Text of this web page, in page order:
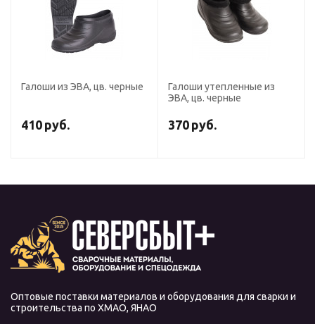
Галоши из ЭВА, цв. черные
410 руб.
Галоши утепленные из
ЭВА, цв. черные
370 руб.
Оптовые поставки материалов и оборудования для сварки и
строительства по ХМАО, ЯНАО